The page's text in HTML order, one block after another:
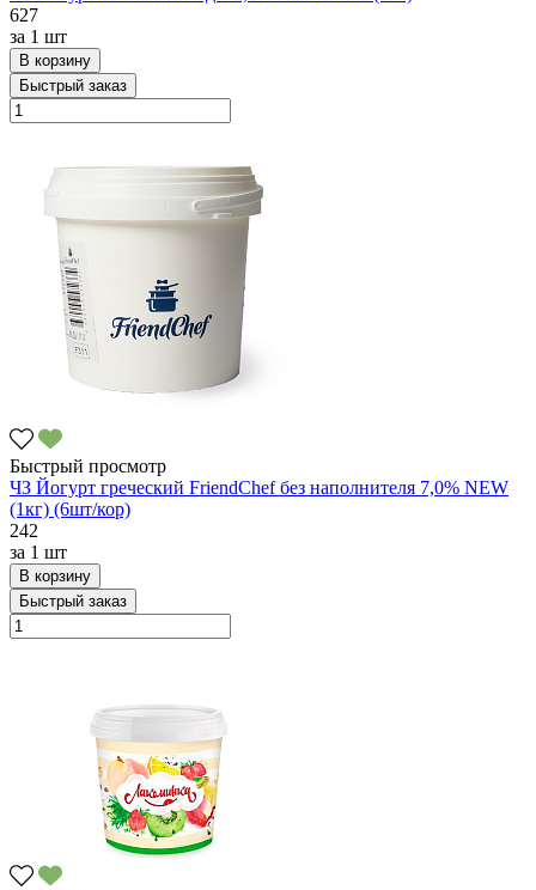
627
за 1 шт
В корзину
Быстрый заказ
Быстрый просмотр
ЧЗ Йогурт греческий FriendChef без наполнителя 7,0% NEW
(1кг) (6шт/кор)
242
за 1 шт
В корзину
Быстрый заказ